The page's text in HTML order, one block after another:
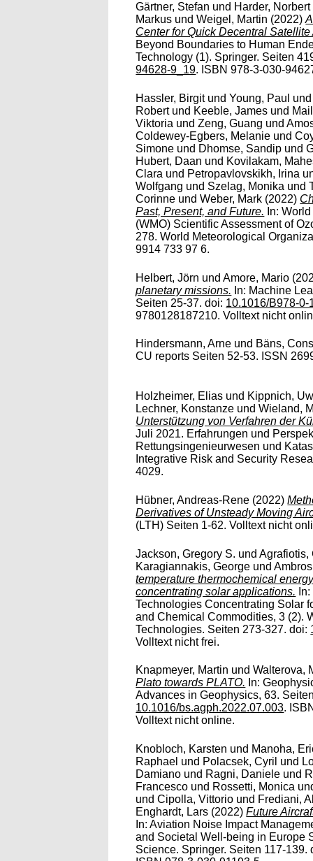
Gärtner, Stefan und Harder, Norbert
Markus undWeigel, Martin (2022)
Center for Quick Decentral Satellite
Beyond Boundaries to Human
Technology (1). Springer. Seiten
94628-9_19. ISBN 978-3-030-
Hassler, BirgitundYoung, Paul
Robertund Keeble, James und
Viktoria undZeng, Guang und
Coldewey-Egbers, Melanie und
Simone und Dhomse, Sandip und
Hubert, Daan und Kovilakam,
Clara und Petropavlovskikh, Irina
Wolfgang und Szelag, Monika und
Corinne undWeber, Mark (2022)
Past, Present, and Future. In:
(WMO) Scientific Assessment of
278. World Meteorological
9914 733 97 6.
Helbert, Jörn undAmore, Mario
planetary missions. In: Machine
Seiten 25-37. doi: 10.1016/B978-
9780128187210. Volltext nicht
Hindersmann, Arne und Bäns,
CU reports Seiten 52-53. ISSN
Holzheimer, Elias und Kippnich,
Lechner, Konstanze undWieland,
Unterstützung von Verfahren der
Juli 2021. Erfahrungen und
Rettungsingenieurwesen und
Integrative Risk and Security
4029.
Hübner, Andreas-Rene (2022)
Derivatives of Unsteady Moving
(LTH) Seiten 1-62. Volltext nicht
Jackson, Gregory S. undAgrafiotis,
Karagiannakis, George und
temperature thermochemical
concentrating solar applications.
Technologies Concentrating Solar
and Chemical Commodities, 3 (2).
Technologies. Seiten 273-327. doi:
Volltext nicht frei.
Knapmeyer, Martin undWalterova,
Plato towards PLATO. In:
Advances in Geophysics, 63.
10.1016/bs.agph.2022.07.003.
Volltext nicht online.
Knobloch, Karsten und Manoha,
Raphael und Polacsek, Cyril und
Damiano und Ragni, Daniele und
Francesco und Rossetti, Monica
undCipolla, Vittorio und Frediani,
Enghardt, Lars (2022)Future
In: Aviation Noise Impact
and Societal Well-being in Europe
Science. Springer. Seiten 117-139.